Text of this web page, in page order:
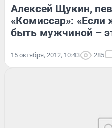
Алексей Щукин,
«Комиссар»:
быть мужчиной –
15 октября, 2012, 10:43 285